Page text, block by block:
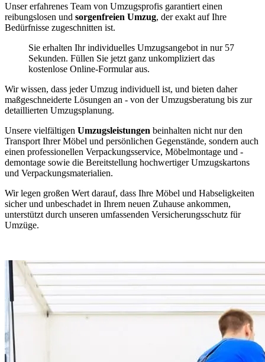
Unser erfahrenes Team von Umzugsprofis garantiert einen
reibungslosen und sorgenfreien Umzug, der exakt auf Ihre
Bedürfnisse zugeschnitten ist.
Sie erhalten Ihr individuelles Umzugsangebot in nur 57
Sekunden. Füllen Sie jetzt ganz unkompliziert das
kostenlose Online-Formular aus.
Wir wissen, dass jeder Umzug individuell ist, und bieten daher
maßgeschneiderte Lösungen an - von der Umzugsberatung bis zur
detaillierten Umzugsplanung.
Unsere vielfältigen Umzugsleistungen beinhalten nicht nur den
Transport Ihrer Möbel und persönlichen Gegenstände, sondern auch
einen professionellen Verpackungsservice, Möbelmontage und -
demontage sowie die Bereitstellung hochwertiger Umzugskartons
und Verpackungsmaterialien.
Wir legen großen Wert darauf, dass Ihre Möbel und Habseligkeiten
sicher und unbeschadet in Ihrem neuen Zuhause ankommen,
unterstützt durch unseren umfassenden Versicherungsschutz für
Umzüge.